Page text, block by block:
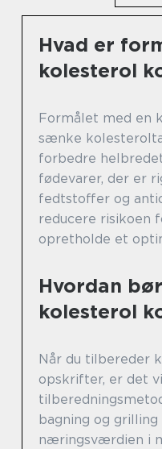
Hvad er
kolesterol
Formålet med en
sænke
forbedre
fødevarer, der er
fedtstoffer og
reducere risikoen
opretholde et
Hvordan
kolesterol
Når du tilbereder
opskrifter, er det
bagning og
næringsværdien i